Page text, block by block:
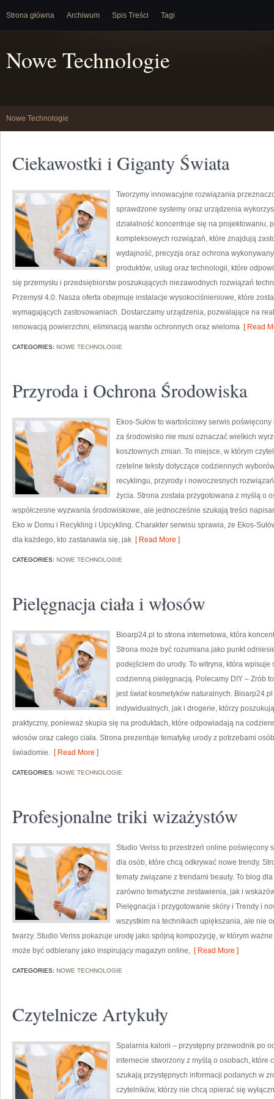
Strona główna Archiwum Spis Treści Tagi
Nowe Technologie
Nowe Technologie
Ciekawostki i Giganty Świata
Tworzymy innowacyjne rozwiązania
sprawdzone systemy oraz urządzenia
działalność koncentruje się na projektowaniu,
kompleksowych rozwiązań, które znajdują
wydajność, precyzja oraz ochrona
produktów, usług oraz technologii, które
się przemysłu i przedsiębiorstw poszukujących niezawodnych rozwiązań
Przemysł 4.0. Nasza oferta obejmuje instalacje wysokociśnieniowe, które
wymagających zastosowaniach. Dostarczamy urządzenia, pozwalające na
renowacją powierzchni, eliminacją warstw ochronnych oraz wieloma [ Read
CATEGORIES: NOWE TECHNOLOGIE
Przyroda i Ochrona Środowiska
Ekos-Sułów to wartościowy serwis
za środowisko nie musi oznaczać wielkich
kosztownych zmian. To miejsce, w którym
rzetelne teksty dotyczące codziennych
recyklingu, przyrody i nowoczesnych
życia. Strona została przygotowana z myślą o
współczesne wyzwania środowiskowe, ale jednocześnie szukają treści
Eko w Domu i Recykling i Upcykling. Charakter serwisu sprawia, że Ekos-
dla każdego, kto zastanawia się, jak [ Read More ]
CATEGORIES: NOWE TECHNOLOGIE
Pielęgnacja ciała i włosów
Bioarp24.pl to strona internetowa, która
Strona może być rozumiana jako punkt
podejściem do urody. To witryna, która
codzienną pielęgnacją. Polecamy DIY – Zrób
jest świat kosmetyków naturalnych.
indywidualnych, jak i drogerie, którzy
praktyczny, ponieważ skupia się na produktach, które odpowiadają na
włosów oraz całego ciała. Strona prezentuje tematykę urody z potrzebami
świadomie. [ Read More ]
CATEGORIES: NOWE TECHNOLOGIE
Profesjonalne triki wizażystów
Studio Veriss to przestrzeń online poświęcony
dla osób, które chcą odkrywać nowe trendy.
tematy związane z trendami beauty. To blog
zarówno tematyczne zestawienia, jak i
Pielęgnacja i przygotowanie skóry i Trendy i
wszystkim na technikach upiększania, ale nie
twarzy. Studio Veriss pokazuje urodę jako spójną kompozycję, w którym
może być odbierany jako inspirujący magazyn online, [ Read More ]
CATEGORIES: NOWE TECHNOLOGIE
Czytelnicze Artykuły
Spalarnia kalorii – przystępny przewodnik po
internecie stworzony z myślą o osobach, które
szukają przystępnych informacji podanych w
czytelników, którzy nie chcą opierać się